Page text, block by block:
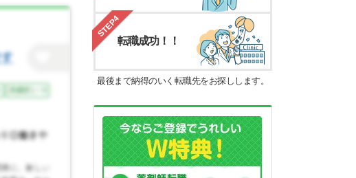
STEP4
転職成功！！
最後まで納得のいく転職先をお探しします。